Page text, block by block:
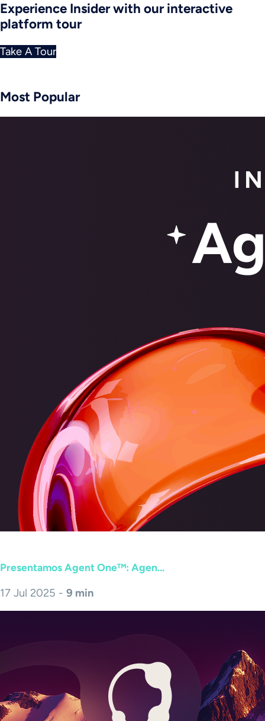
Experience Insider with our interactive
platform tour
Take A Tour
Most Popular
Presentamos Agent One™: Agen...
17 Jul 2025 - 9 min